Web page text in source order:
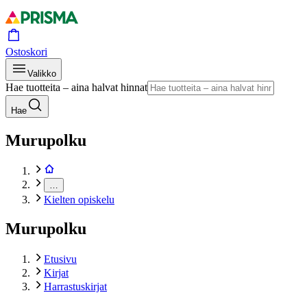
Ostoskori
Valikko
Hae tuotteita – aina halvat hinnat
Hae
Murupolku
Kielten opiskelu
Murupolku
Etusivu
Kirjat
Harrastuskirjat